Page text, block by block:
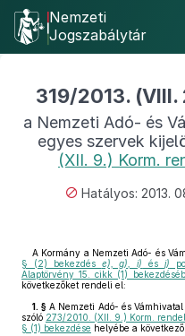
Nemzeti
Jogszabálytár
319/2013.
a Nemzeti Adó- és
egyes szervek
(XII. 9.) Korm.
Hatályos: 2013.
A Kormány a Nemzeti Adó- és
§ (2) bekezdés e), g), i) és j)
Alaptörvény 15. cikk (1)
következőket rendeli el:
1. § A Nemzeti Adó- és
szóló 273/2010. (XII. 9.) Korm.
§ (1) bekezdése helyébe a